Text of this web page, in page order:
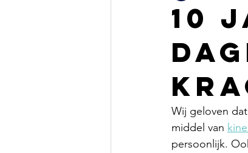
SwartGym Business
10
Wij geloven
middel van
persoonlijk.